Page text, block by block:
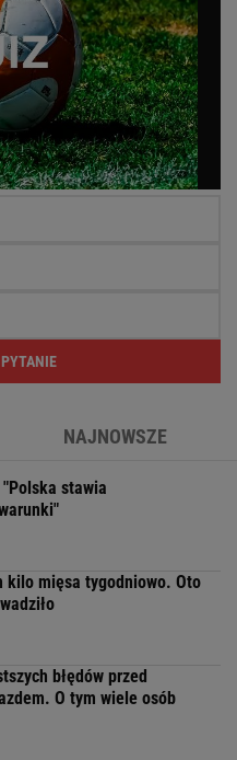
NAJNOWSZE
"Polska stawia
kilo mięsa tygodniowo. Oto
błędów przed
O tym wiele osób